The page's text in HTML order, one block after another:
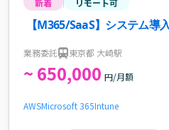
【M365/SaaS】システム導
業務委託 東京都 大崎駅
~ 650,000 円/月額
AWSMicrosoft 365Intune